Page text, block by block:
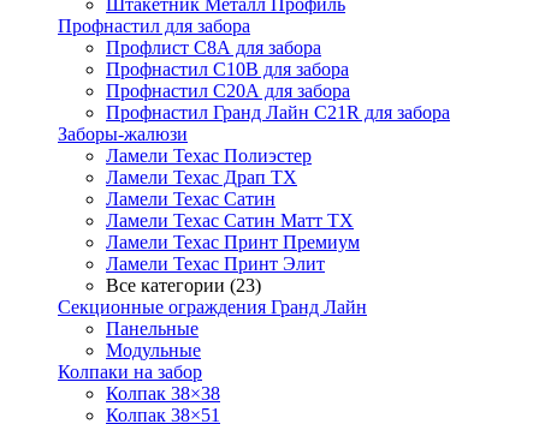
Штакетник Металл Профиль
Профнастил для забора
Профлист С8А для забора
Профнастил С10В для забора
Профнастил С20А для забора
Профнастил Гранд Лайн С21R для забора
Заборы-жалюзи
Ламели Техас Полиэстер
Ламели Техас Драп ТХ
Ламели Техас Сатин
Ламели Техас Сатин Матт ТХ
Ламели Техас Принт Премиум
Ламели Техас Принт Элит
Все категории (23)
Секционные ограждения Гранд Лайн
Панельные
Модульные
Колпаки на забор
Колпак 38×38
Колпак 38×51